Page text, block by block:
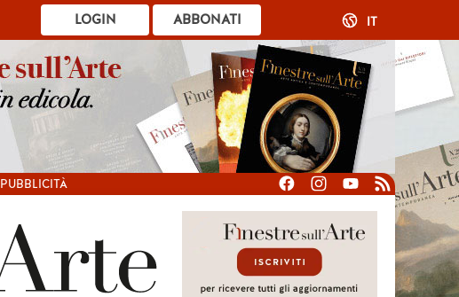
ABBONATI
LOGIN IT
PUBBLICITÀ